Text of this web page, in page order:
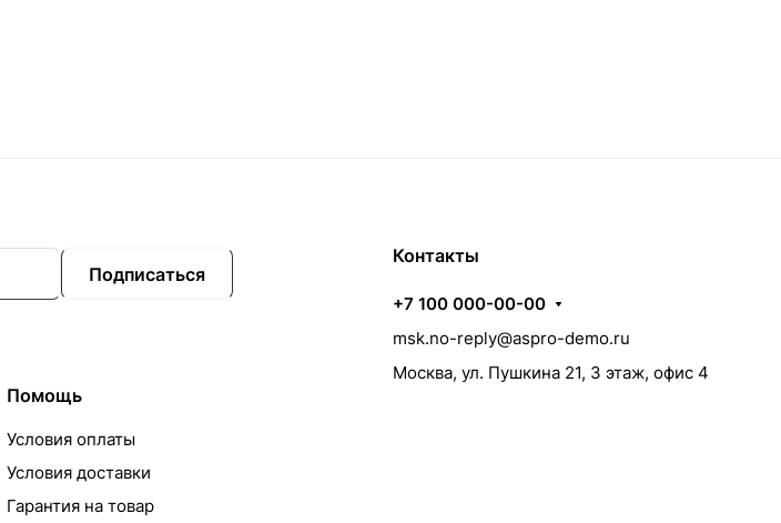
Подписаться
Помощь
Условия оплаты
Условия доставки
Гарантия на товар
Контакты
+7 100 000-00-00
msk.no-reply@aspro-demo.ru
Москва, ул. Пушкина 21, 3 этаж, офис 4